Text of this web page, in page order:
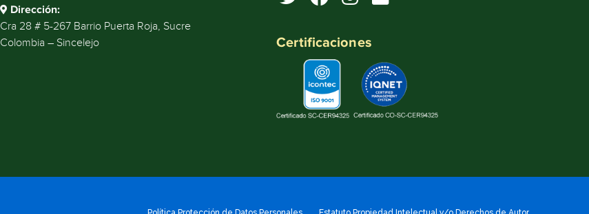
Dirección:
Cra 28 # 5-267 Barrio Puerta Roja, Sucre
Colombia – Sincelejo
Certificaciones